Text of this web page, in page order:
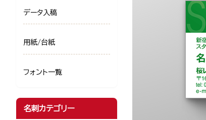
データ入稿
用紙/台紙
フォント一覧
名刺カテゴリー